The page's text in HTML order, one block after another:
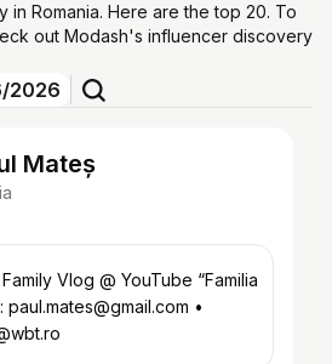
in Romania. Here are the top 20. To
out Modash's influencer discovery
2026
Mateș
Vlog @ YouTube “Familia
paul.mates@gmail.com •